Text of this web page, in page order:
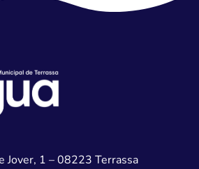
Jover, 1 – 08223 Terrassa